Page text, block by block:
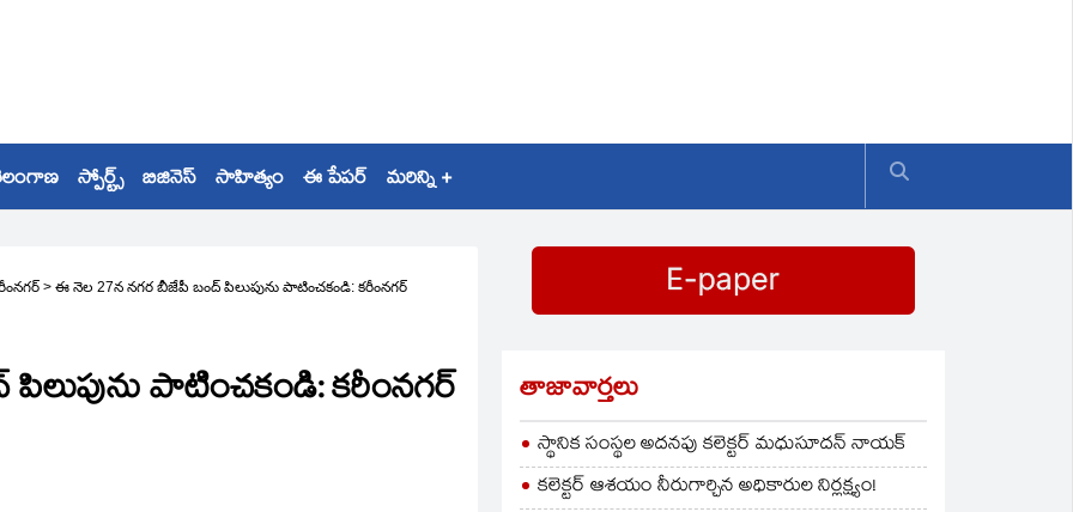
స్పోర్ట్స్ బిజినెస్ సాహిత్యం ఈ పేపర్ మరిన్ని +
> ఈ నెల 27న నగర బీజేపీ బంద్‌ పిలుపును పాటించకండి: కరీంనగర్‌
పాటించకండి: కరీంనగర్‌ తాజావార్తలు
స్థానిక సంస్థల అదనపు కలెక్టర్ మధుసూదన్ నాయక్
కలెక్టర్ ఆశయం నీరుగార్చిన అధికారుల నిర్లక్ష్యం!